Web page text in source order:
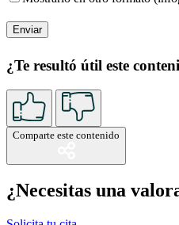
¿Te resultó útil este
Comparte este contenido
¿Necesitas una